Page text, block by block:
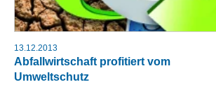
13.12.2013
Abfallwirtschaft profitiert vom
Umweltschutz